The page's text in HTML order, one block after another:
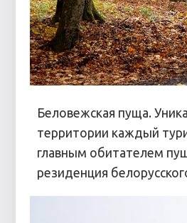
Беловежская пуща.
территории каждый
главным обитателем
резиденция